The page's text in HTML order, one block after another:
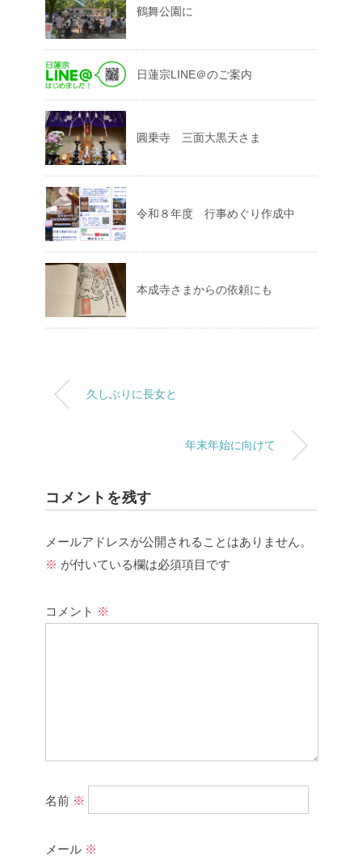
鶴舞公園に
日蓮宗LINE＠のご案内
圓乗寺 三面大黒天さま
令和８年度 行事めぐり作成中
本成寺さまからの依頼にも
久しぶりに長女と
年末年始に向けて
コメントを残す
メールアドレスが公開されることはありません。
※ が付いている欄は必須項目です
コメント ※
名前 ※
メール ※